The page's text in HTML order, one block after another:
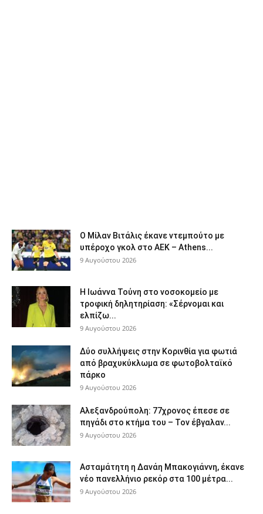
Ο Μίλαν Βιτάλις έκανε ντεμπούτο με
υπέροχο γκολ στο ΑΕΚ – Athens...
9 Αυγούστου 2026
Η Ιωάννα Τούνη στο νοσοκομείο με
τροφική δηλητηρίαση: «Σέρνομαι και
ελπίζω...
9 Αυγούστου 2026
Δύο συλλήψεις στην Κορινθία για φωτιά
από βραχυκύκλωμα σε φωτοβολταϊκό
πάρκο
9 Αυγούστου 2026
Αλεξανδρούπολη: 77χρονος έπεσε σε
πηγάδι στο κτήμα του – Τον έβγαλαν...
9 Αυγούστου 2026
Ασταμάτητη η Δανάη Μπακογιάννη, έκανε
νέο πανελλήνιο ρεκόρ στα 100 μέτρα...
9 Αυγούστου 2026